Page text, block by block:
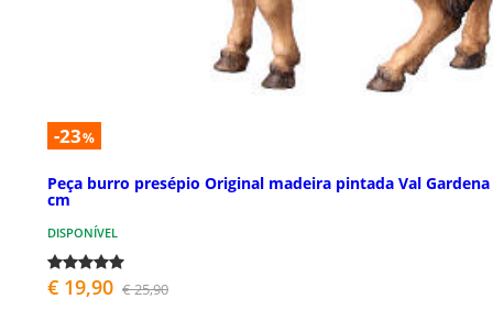
-23%
Peça burro presépio Original madeira pintada Val Gardena
cm
DISPONÍVEL
€ 19,90 € 25,90